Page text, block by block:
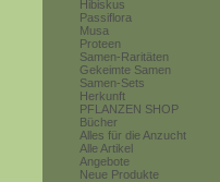
Hibiskus
Passiflora
Musa
Proteen
Samen-Raritäten
Gekeimte Samen
Samen-Sets
Herkunft
PFLANZEN SHOP
Bücher
Alles für die Anzucht
Alle Artikel
Angebote
Neue Produkte